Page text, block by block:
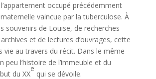
occupé précédemment
vaincue par la tuberculose. À
souvenirs de Louise, de recherches
et de lectures d’ouvrages, cette
vie au travers du récit. Dans le même
peu l’histoire de l’immeuble et du
du XX
e
qui se dévoile.